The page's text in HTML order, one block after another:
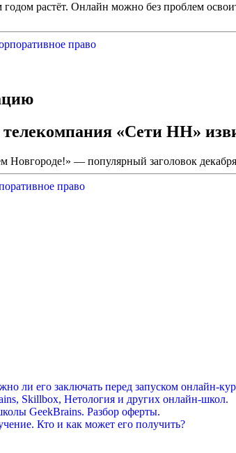
растёт. Онлайн можно без проблем
право
«Сети НН»
Новгороде!» — популярный заголовок
право
ли его заключать перед запуском онлайн-
Skillbox, Нетология и других онлайн-школ.
GeekBrains. Разбор оферты.
Кто и как может его получить?